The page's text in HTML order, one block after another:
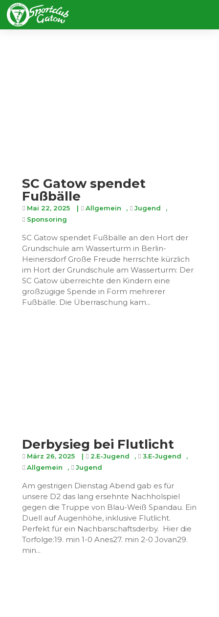
SC Gatow spendet
Fußbälle
Mai 22, 2025 | Allgemein , Jugend
,
Sponsoring
SC Gatow spendet Fußbälle an den Hort der
Grundschule am Wasserturm in Berlin-
Heinersdorf Große Freude herrschte kürzlich
im Hort der Grundschule am Wasserturm: Der
SC Gatow überreichte den Kindern eine
großzügige Spende in Form mehrerer
Fußbälle. Die Überraschung kam...
Derbysieg bei Flutlicht
März 26, 2025 | 2.E-Jugend , 3.E-Jugend
,
Allgemein
, Jugend
Am gestrigen Dienstag Abend gab es für
unsere D2 das lang ersehnte Nachholspiel
gegen die Truppe von Blau-Weiß Spandau. Ein
Duell auf Augenhöhe, inklusive Flutlicht.
Perfekt für ein Nachbarschaftsderby. Hier die
Torfolge:19. min 1-0 Anes27. min 2-0 Jovan29.
min...